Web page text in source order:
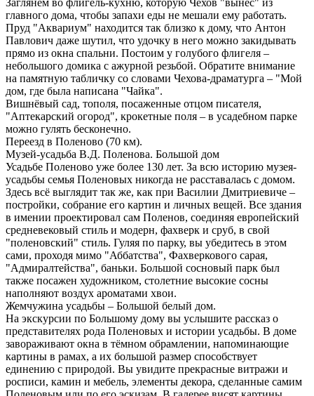
Заглянем во флигель-кухню, которую Чехов "вынес" из
главного дома, чтобы запахи еды не мешали ему работать.
Пруд "Аквариум" находится так близко к дому, что Антон
Павлович даже шутил, что удочку в него можно закидывать
прямо из окна спальни. Постоим у голубого флигеля –
небольшого домика с ажурной резьбой. Обратите внимание
на памятную табличку со словами Чехова-драматурга – "Мой
дом, где была написана "Чайка".
Вишнёвый сад, тополя, посаженные отцом писателя,
"Аптекарский огород", крокетные поля – в усадебном парке
можно гулять бесконечно.
Переезд в Поленово (70 км).
Музей-усадьба В.Д. Поленова. Большой дом
Усадьбе Поленово уже более 130 лет. За всю историю музея-
усадьбы семья Поленовых никогда не расставалась с домом.
Здесь всё выглядит так же, как при Василии Дмитриевиче –
постройки, собрание его картин и личных вещей. Все здания
в имении проектировал сам Поленов, соединяя европейский
средневековый стиль и модерн, фахверк и сруб, в свой
"поленовский" стиль. Гуляя по парку, вы убедитесь в этом
сами, проходя мимо "Аббатства", Фахверкового сарая,
"Адмиралтейства", баньки. Большой сосновый парк был
также посажен художником, столетние высокие сосны
наполняют воздух ароматами хвои.
Жемчужина усадьбы – Большой белый дом.
На экскурсии по Большому дому вы услышите рассказ о
представителях рода Поленовых и истории усадьбы. В доме
завораживают окна в тёмном обрамлении, напоминающие
картины в рамах, а их большой размер способствует
единению с природой. Вы увидите прекрасные витражи и
росписи, камин и мебель, элементы декора, сделанные самим